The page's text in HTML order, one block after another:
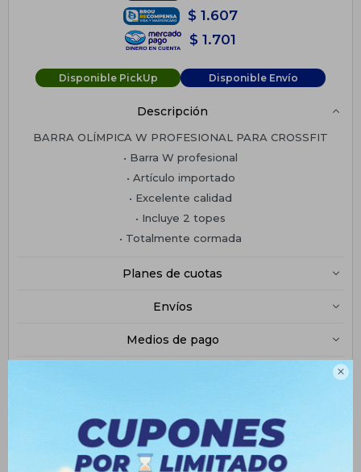

$ 1.607
$ 1.701
Disponible PickUp Disponible Envío
Descripción
BARRA OLÍMPICA W PROFESIONAL PARA CROSSFIT
• Barra W profesional
• Artículo importado
• Excelente calidad
• Incluye 2 topes
• Totalmente cormada
Planes de cuotas
Envíos
Medios de pago
Productos que te pueden interesar